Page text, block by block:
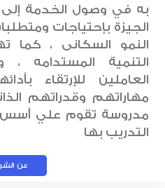
به في وصول الخدمة
الجيزة بإحتياجات
النمو السكانى ، كما
التنمية المستدامه
العاملين للإرتقاء
مهاراتهم وقدراتهم
مدروسة تقوم علي أسس
التدريب بها
عن